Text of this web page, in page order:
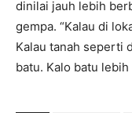
dinilai jauh lebih
gempa. “Kalau di
Kalau tanah seperti
batu. Kalo batu